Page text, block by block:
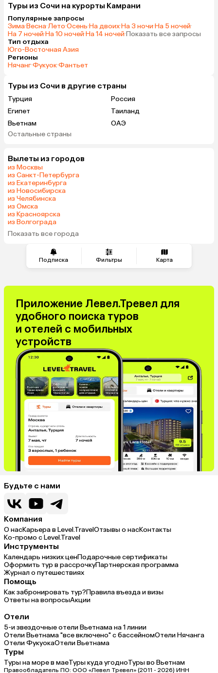
Подписка Фильтры Карта
Туры из Сочи на курорты Камрани
Популярные запросы
Зима·Весна·Лето·Осень·На двоих·На 3 ночи·На 5 ночей·
На 7 ночей·На 10 ночей·На 14 ночей·Показать все запросы
Тип отдыха
Юго-Восточная Азия
Регионы
Нячанг·Фукуок·Фантьет
Туры из Сочи в другие страны
Турция
Россия
Египет
Таиланд
Вьетнам
ОАЭ
Гонконг
Остальные страны
Вылеты из городов
из Москвы
из Санкт-Петербурга
из Екатеринбурга
из Новосибирска
из Челябинска
из Омска
из Красноярска
из Волгограда
Показать все города
Приложение Левел.Тревел для
удобного поиска туров
и отелей с мобильных
устройств
Будьте с нами
Компания
О насКарьера в Level.TravelОтзывы о насКонтакты
Ко-промо с Level.Travel
Инструменты
Календарь низких ценПодарочные сертификаты
Оформить тур в рассрочкуПартнерская программа
Журнал о путешествиях
Помощь
Как забронировать тур?Правила въезда и визы
Ответы на вопросыАкции
Отели
5-и звездочные отели Вьетнама на 1 линии
Отели Вьетнама "все включено" с бассейномОтели Нячанга
Отели ФукуокаОтели Вьетнама
Туры
Туры на море в маеТуры куда угодноТуры во Вьетнам
Правообладатель ПО: ООО «Левел Тревел» (2011 - 2026) ИНН